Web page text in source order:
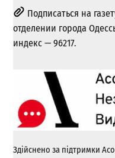
Подписаться на
отделении города
индекс — 96217.
Здійснено за підтримки